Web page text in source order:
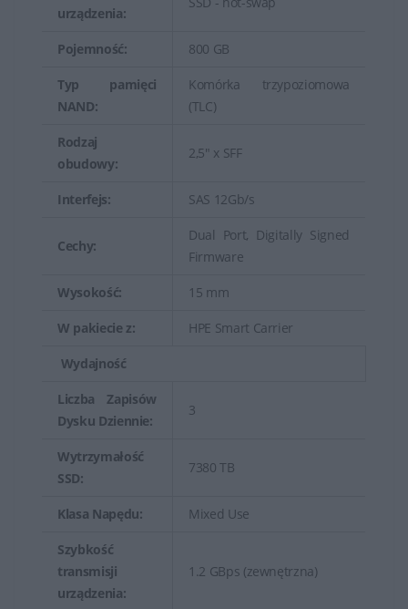
urządzenia:
Pojemność: 800 GB
Typ pamięci
NAND:
Komórka trzypoziomowa
(TLC)
Rodzaj
obudowy:
2,5" x SFF
Interfejs: SAS 12Gb/s
Cechy:
Dual Port, Digitally Signed
Firmware
Wysokość: 15 mm
W pakiecie z: HPE Smart Carrier
Wydajność
Liczba Zapisów
Dysku Dziennie:
3
Wytrzymałość
SSD:
7380 TB
Klasa Napędu: Mixed Use
Szybkość
transmisji
urządzenia:
1.2 GBps (zewnętrzna)